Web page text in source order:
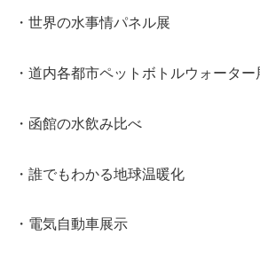
・世界の水事情パネル展
・道内各都市ペットボトルウォーター
・函館の水飲み比べ
・誰でもわかる地球温暖化
・電気自動車展示